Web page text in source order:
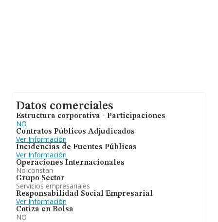
Datos comerciales
Estructura corporativa - Participaciones
NO
Contratos Públicos Adjudicados
Ver Información
Incidencias de Fuentes Públicas
Ver Información
Operaciones Internacionales
No constan
Grupo Sector
Servicios empresariales
Responsabilidad Social Empresarial
Ver Información
Cotiza en Bolsa
NO